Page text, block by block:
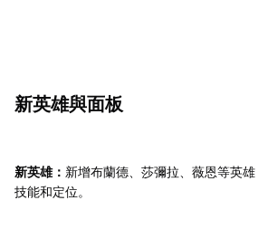
新英雄與面板
新英雄： 新增布蘭德、莎彌拉、薇恩等英
技能和定位。